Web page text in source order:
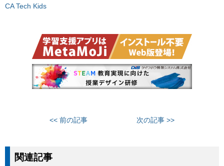
CA Tech Kids
<< 前の記事 次の記事 >>
関連記事